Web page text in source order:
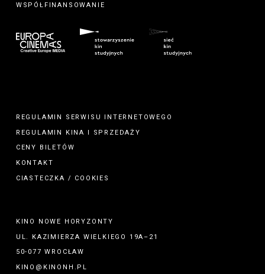
WSPÓŁFINANSOWANIE
REGULAMIN SERWISU INTERNETOWEGO
REGULAMIN KINA I
SPRZEDAŻY
CENY BILETÓW
KONTAKT
CIASTECZKA / COOKIES
KINO NOWE HORYZONTY
UL. KAZIMIERZA WIELKIEGO 19A–21
50-077 WROCŁAW
KINO@KINONH.PL